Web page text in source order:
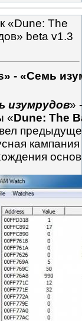
«Dune: The
beta v1.3
- «Семь
изумрудов»
«Dune: The
кампания